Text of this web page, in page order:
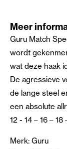
Meer
Guru Match
wordt
wat deze haak
De agressieve
de lange steel
een absolute
12 - 14 – 16 – 18
Merk: Guru